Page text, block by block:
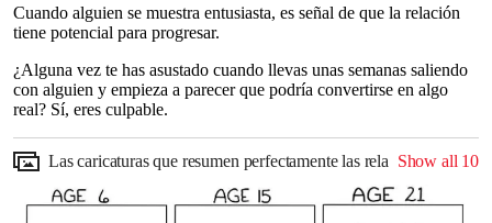
Cuando alguien se muestra entusiasta, es señal de que la relación
tiene potencial para progresar.
¿Alguna vez te has asustado cuando llevas unas semanas saliendo
con alguien y empieza a parecer que podría convertirse en algo
real? Sí, eres culpable.
Las caricaturas que resumen perfectamente las relaciones
Show all 10